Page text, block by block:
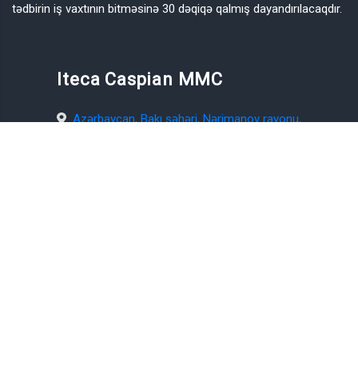
tədbirin iş vaxtının bitməsinə 30 dəqiqə qalmış dayandırılacaqdır.
Iteca Caspian MMC
Azərbaycan, Bakı şəhəri, Nərimanov rayonu,